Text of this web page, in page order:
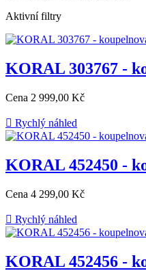
Aktivní filtry
KORAL 303767 -
Cena 2 999,00 Kč
 Rychlý náhled
KORAL 452450 -
Cena 4 299,00 Kč
 Rychlý náhled
KORAL 452456 -